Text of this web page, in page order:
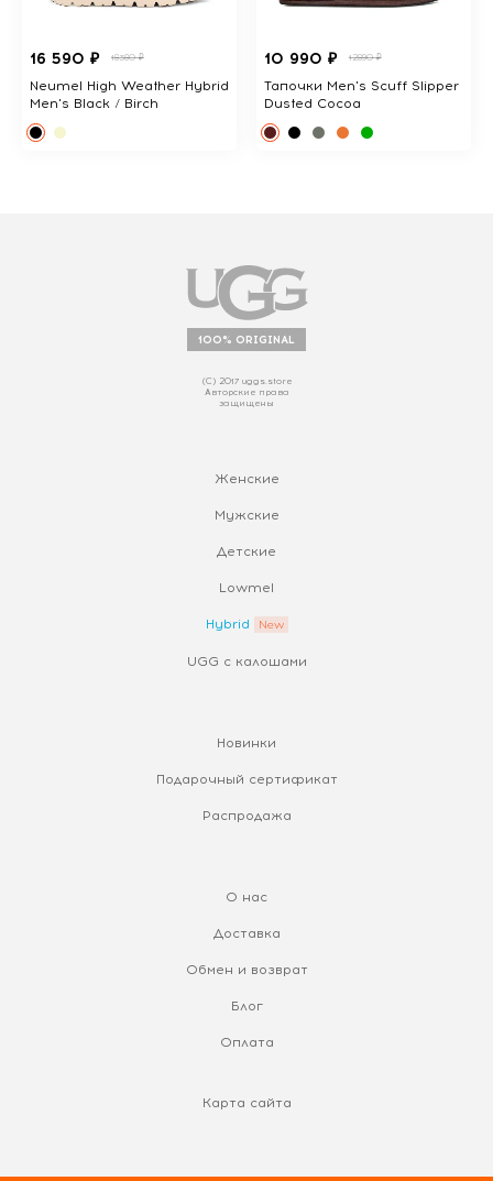
16 590 ₽ 18380 ₽
Neumel High Weather Hybrid
Men's Black / Birch
10 990 ₽ 12890 ₽
Тапочки Men's Scuff Slipper
Dusted Cocoa
100% ORIGINAL
(С) 2017 uggs.store
Авторские права
защищены
Женские
Мужские
Детские
Lowmel
Hybrid
UGG с калошами
Новинки
Подарочный сертификат
Распродажа
О нас
Доставка
Обмен и возврат
Блог
Оплата
Карта сайта